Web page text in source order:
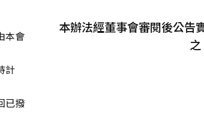
本會
計
已撥
本辦法經董事會審閱後公告
之